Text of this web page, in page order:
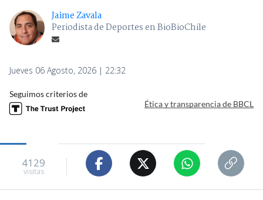
Jaime Zavala
Periodista de Deportes en BioBioChile
Jueves 06 Agosto, 2026 | 22:32
Seguimos criterios de
Ética y transparencia de BBCL
4129
visitas